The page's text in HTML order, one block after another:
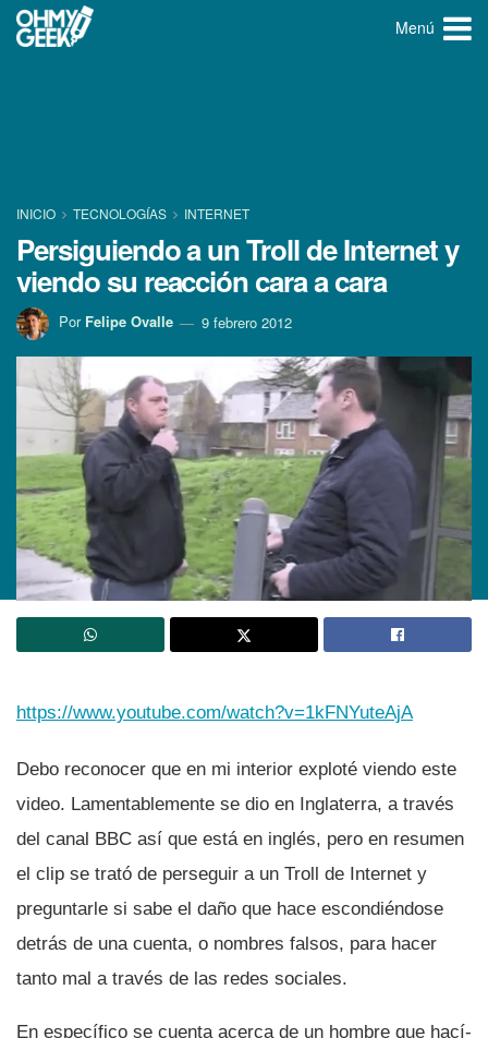
Menú
INICIO TECNOLOGÍ­AS INTERNET
Persiguiendo a un Troll de Internet y
viendo su reacción cara a cara
Por Felipe Ovalle 9 febrero 2012
https://www.youtube.com/watch?v=1kFNYuteAjA
Debo reconocer que en mi interior exploté viendo este
video. Lamentablemente se dio en Inglaterra, a través
del canal BBC así­ que está en inglés, pero en resumen
el clip se trató de perseguir a un Troll de Internet y
preguntarle si sabe el daño que hace escondiéndose
detrás de una cuenta, o nombres falsos, para hacer
tanto mal a través de las redes sociales.
En especí­fico se cuenta acerca de un hombre que hací­